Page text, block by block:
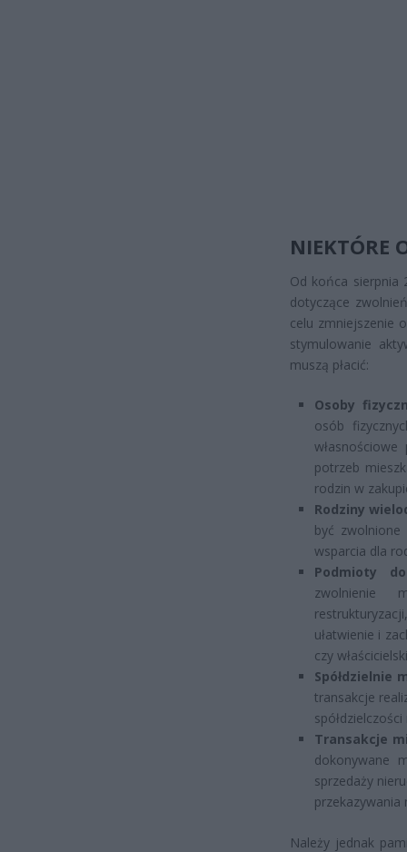
NIEKTÓRE
Od końca sierpnia
dotyczące
celu zmniejszenie
stymulowanie
muszą płacić:
Osoby
osób
potrzeb
rodzin w
Rodziny
być
wsparcia dla
Podmioty
zwolnienie
ułatwienie i
czy
Spółdzielnie
transakcje
Transakcje
dokonywane
sprzedaży
Należy jednak